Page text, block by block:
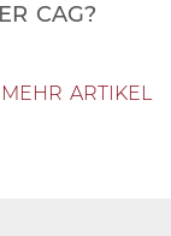
CAG?
MEHR ARTIKEL